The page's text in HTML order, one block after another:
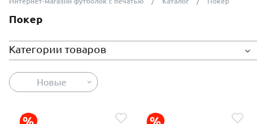
Покер
Категории товаров
Новые